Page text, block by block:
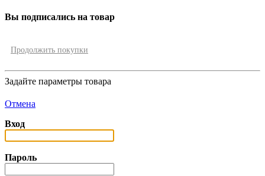
Вы подписались на товар
Продолжить покупки
Задайте параметры товара
Отмена
Вход
Пароль